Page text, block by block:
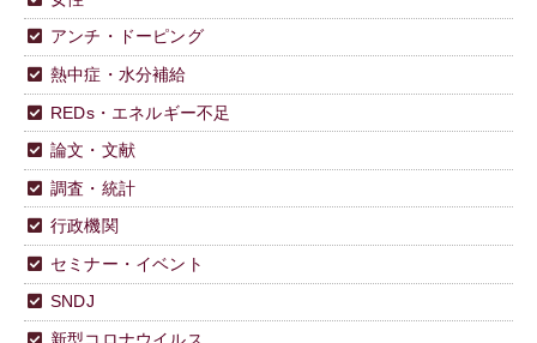
アンチ・ドーピング
熱中症・水分補給
REDs・エネルギー不足
論文・文献
調査・統計
行政機関
セミナー・イベント
SNDJ